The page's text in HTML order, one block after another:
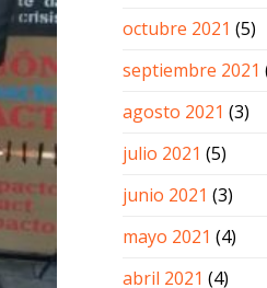
octubre 2021 (5)
septiembre 2021
agosto 2021 (3)
julio 2021 (5)
junio 2021 (3)
mayo 2021 (4)
abril 2021 (4)